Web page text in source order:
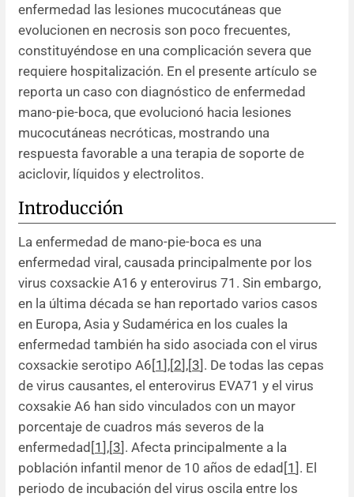
enfermedad las lesiones mucocutáneas que
evolucionen en necrosis son poco frecuentes,
constituyéndose en una complicación severa que
requiere hospitalización. En el presente artículo se
reporta un caso con diagnóstico de enfermedad
mano-pie-boca, que evolucionó hacia lesiones
mucocutáneas necróticas, mostrando una
respuesta favorable a una terapia de soporte de
aciclovir, líquidos y electrolitos.
Introducción
La enfermedad de mano-pie-boca es una
enfermedad viral, causada principalmente por los
virus coxsackie A16 y enterovirus 71. Sin embargo,
en la última década se han reportado varios casos
en Europa, Asia y Sudamérica en los cuales la
enfermedad también ha sido asociada con el virus
coxsackie serotipo A6[1 ],[2],[3]. De todas las cepas
de virus causantes, el enterovirus EVA71 y el virus
coxsakie A6 han sido vinculados con un mayor
porcentaje de cuadros más severos de la
enfermedad[1 ],[3]. Afecta principalmente a la
población infantil menor de 10 años de edad[1 ]. El
periodo de incubación del virus oscila entre los